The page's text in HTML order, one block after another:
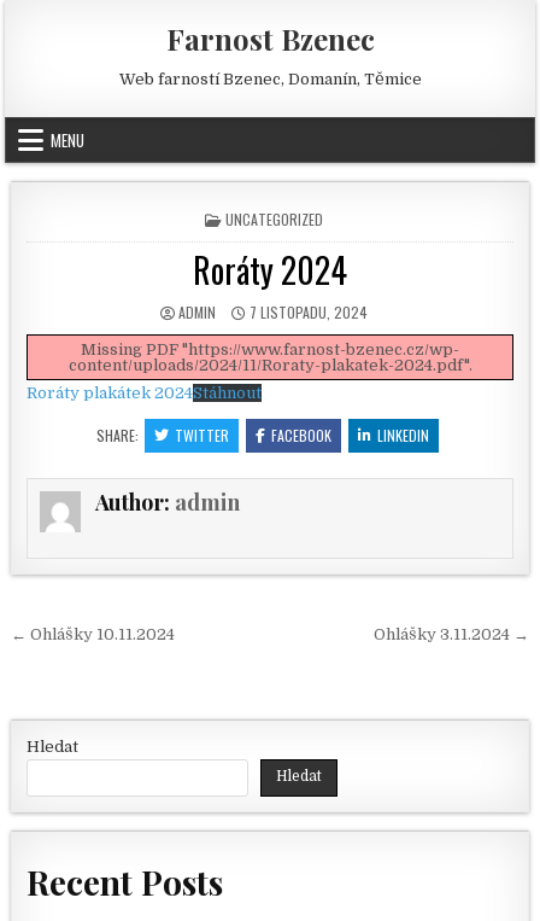
Farnost Bzenec
Web farností Bzenec, Domanín, Těmice
MENU
POSTED IN
UNCATEGORIZED
Roráty 2024
AUTHOR:
ADMIN PUBLISHED DATE:
7 LISTOPADU, 2024
Missing PDF "https://www.farnost-bzenec.cz/wp-
content/uploads/2024/11/Roraty-plakatek-2024.pdf".
Roráty plakátek 2024Stáhnout
SHARE: TWITTER FACEBOOK LINKEDIN
Author: admin
Navigace pro příspěvek Ohlášky 3.11.2024 →
← Ohlášky 10.11.2024
Hledat
Hledat
Recent Posts